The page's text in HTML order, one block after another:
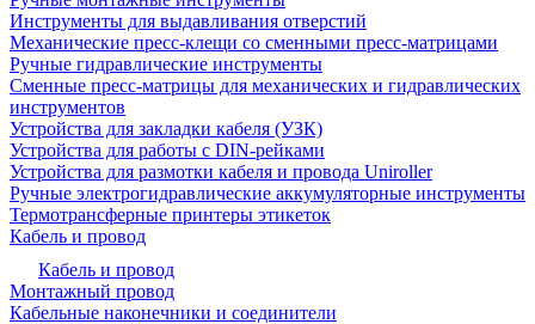
Инструменты для выдавливания отверстий
Механические пресс-клещи со сменными пресс-матрицами
Ручные гидравлические инструменты
Сменные пресс-матрицы для механических и гидравлических
инструментов
Устройства для закладки кабеля (УЗК)
Устройства для работы с DIN-рейками
Устройства для размотки кабеля и провода Uniroller
Ручные электрогидравлические аккумуляторные инструменты
Термотрансферные принтеры этикеток
Кабель и провод
Кабель и провод
Монтажный провод
Кабельные наконечники и соединители